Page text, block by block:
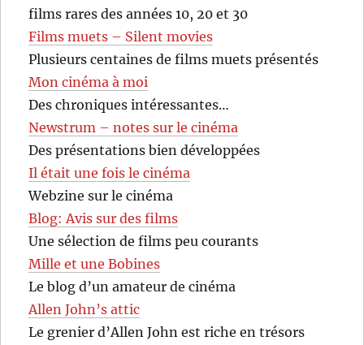
films rares des années 10, 20 et 30
Films muets – Silent movies
Plusieurs centaines de films muets présentés
Mon cinéma à moi
Des chroniques intéressantes…
Newstrum – notes sur le cinéma
Des présentations bien développées
Il était une fois le cinéma
Webzine sur le cinéma
Blog: Avis sur des films
Une sélection de films peu courants
Mille et une Bobines
Le blog d’un amateur de cinéma
Allen John’s attic
Le grenier d’Allen John est riche en trésors